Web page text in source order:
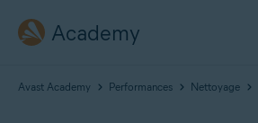
Academy
Avast Academy Performances Nettoyage